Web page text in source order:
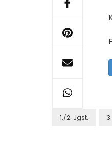
1./2. Jgst.